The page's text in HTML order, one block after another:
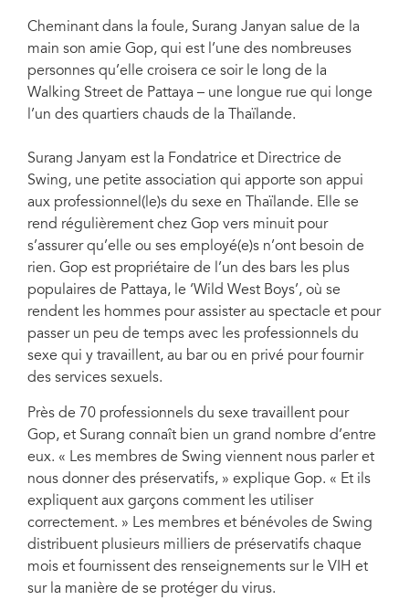
Cheminant dans la foule, Surang Janyan salue de la
main son amie Gop, qui est l’une des nombreuses
personnes qu’elle croisera ce soir le long de la
Walking Street de Pattaya – une longue rue qui longe
l’un des quartiers chauds de la Thaïlande.
Surang Janyam est la Fondatrice et Directrice de
Swing, une petite association qui apporte son appui
aux professionnel(le)s du sexe en Thaïlande. Elle se
rend régulièrement chez Gop vers minuit pour
s’assurer qu’elle ou ses employé(e)s n’ont besoin de
rien. Gop est propriétaire de l’un des bars les plus
populaires de Pattaya, le ‘Wild West Boys’, où se
rendent les hommes pour assister au spectacle et pour
passer un peu de temps avec les professionnels du
sexe qui y travaillent, au bar ou en privé pour fournir
des services sexuels.
Près de 70 professionnels du sexe travaillent pour
Gop, et Surang connaît bien un grand nombre d’entre
eux. « Les membres de Swing viennent nous parler et
nous donner des préservatifs, » explique Gop. « Et ils
expliquent aux garçons comment les utiliser
correctement. » Les membres et bénévoles de Swing
distribuent plusieurs milliers de préservatifs chaque
mois et fournissent des renseignements sur le VIH et
sur la manière de se protéger du virus.